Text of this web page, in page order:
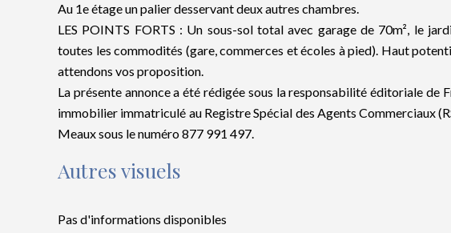
Au 1e étage un palier desservant deux autres chambres.
LES POINTS FORTS : Un sous-sol total avec garage de 70m², le
toutes les commodités (gare, commerces et écoles à pied). Haut
attendons vos proposition.
La présente annonce a été rédigée sous la responsabilité éditoriale de
immobilier immatriculé au Registre Spécial des Agents Commerciaux
Meaux sous le numéro 877 991 497.
Autres visuels
Pas d'informations disponibles